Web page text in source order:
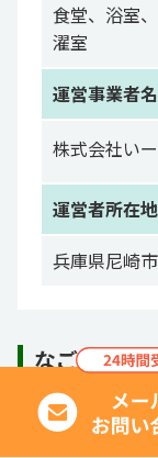
食堂、浴室
濯室
運営事業者名
株式会社い
運営者所在地
兵庫県尼崎
なごみの家